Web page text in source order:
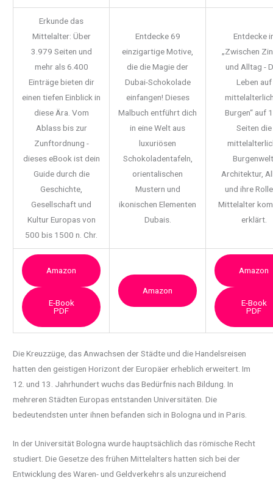
Erkunde das
Mittelalter: Über
3.979 Seiten und
mehr als 6.400
Einträge bieten dir
einen tiefen Einblick in
diese Ära. Vom
Ablass bis zur
Zunftordnung -
dieses eBook ist dein
Guide durch die
Geschichte,
Gesellschaft und
Kultur Europas von
500 bis 1500 n. Chr.
Entdecke 69
einzigartige Motive,
die die Magie der
Dubai-Schokolade
einfangen! Dieses
Malbuch entführt dich
in eine Welt aus
luxuriösen
Schokoladentafeln,
orientalischen
Mustern und
ikonischen Elementen
Dubais.
Entdecke
„Zwischen
und Alltag -
Leben auf
Burgen“ auf
Seiten die
Architektur,
und ihre
Mittelalter
erklärt.
Amazon
E-Book
PDF
Amazon
Amazon
E-Book
PDF
Die Kreuzzüge, das Anwachsen der Städte und die Handelsreisen
hatten den geistigen Horizont der Europäer erheblich erweitert. Im
12. und 13. Jahrhundert wuchs das Bedürfnis nach Bildung. In
mehreren Städten Europas entstanden Universitäten. Die
bedeutendsten unter ihnen befanden sich in Bologna und in Paris.
In der Universität Bologna wurde hauptsächlich das römische Recht
studiert. Die Gesetze des frühen Mittelalters hatten sich bei der
Entwicklung des Waren- und Geldverkehrs als unzureichend